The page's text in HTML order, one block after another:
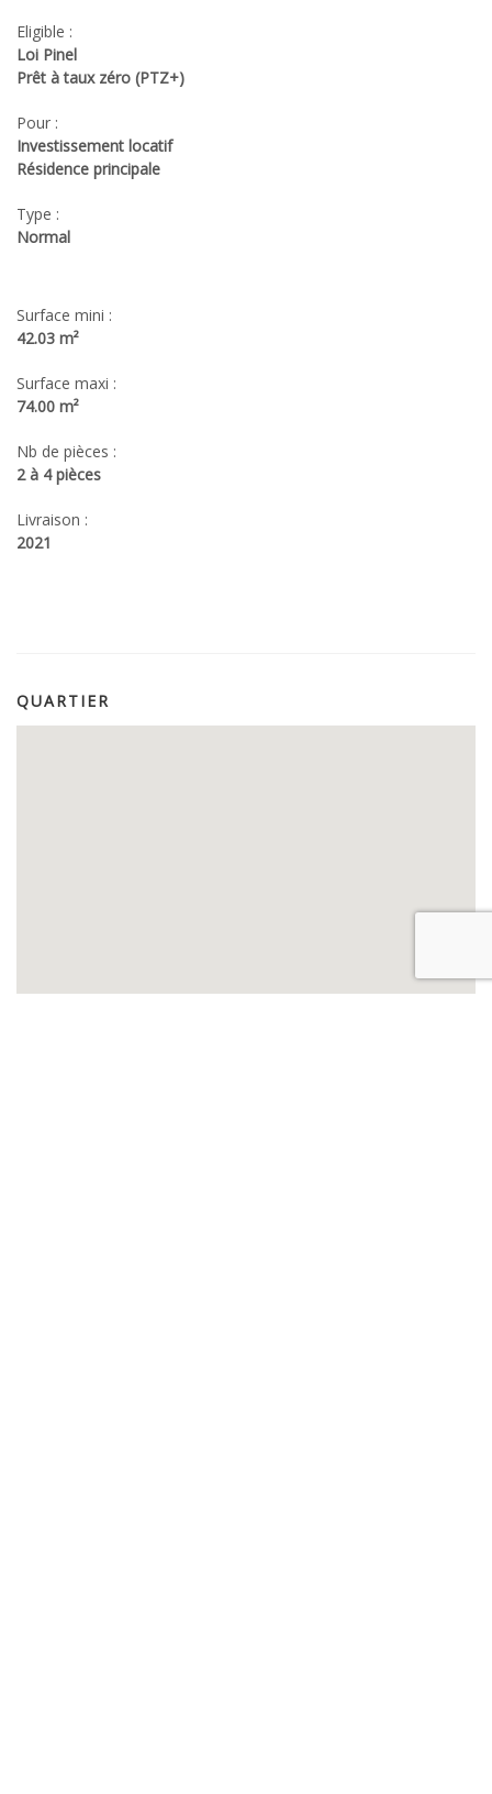
Eligible :
Loi Pinel
Prêt à taux zéro (PTZ+)
Pour :
Investissement locatif
Résidence principale
Type :
Normal
Surface mini :
42.03 m²
Surface maxi :
74.00 m²
Nb de pièces :
2 à 4 pièces
Livraison :
2021
QUARTIER